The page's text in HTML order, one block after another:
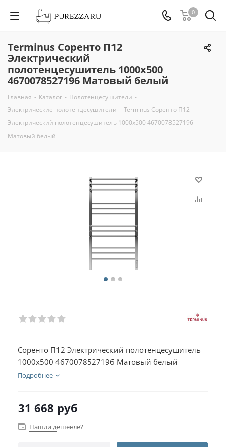
0
Terminus Соренто П12
Электрический
полотенцесушитель 1000х500
4670078527196 Матовый белый
Главная - Каталог - Полотенцесушители -
Электрические полотенцесушители - Terminus Соренто П12
Электрический полотенцесушитель 1000х500 4670078527196
Матовый белый
Соренто П12 Электрический полотенцесушитель
1000х500 4670078527196 Матовый белый
Подробнее
31 668 руб
Нашли дешевле?